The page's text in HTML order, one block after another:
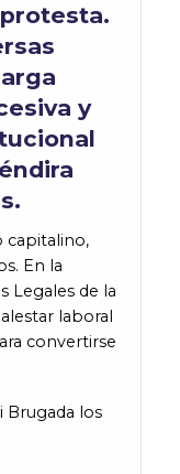
y
capitalino,
En la
Legales de la
laboral
convertirse